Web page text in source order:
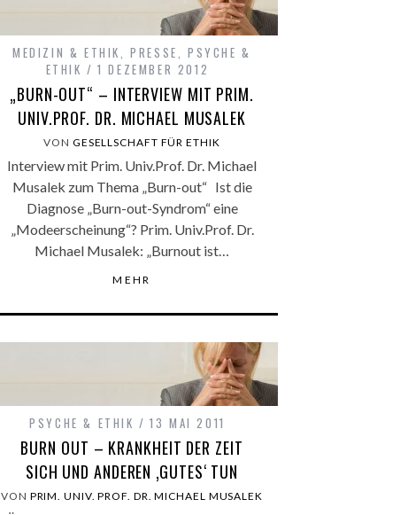
MEDIZIN & ETHIK,PRESSE,PSYCHE &
ETHIK
1 DEZEMBER 2012
„BURN-OUT“ – INTERVIEW MIT PRIM.
UNIV.PROF. DR. MICHAEL MUSALEK
VON GESELLSCHAFT FÜR ETHIK
Interview mit Prim. Univ.Prof. Dr. Michael
Musalek zum Thema „Burn-out“ Ist die
Diagnose „Burn-out-Syndrom“ eine
„Modeerscheinung“? Prim. Univ.Prof. Dr.
Michael Musalek: „Burnout ist…
MEHR
PSYCHE & ETHIK 13 MAI 2011
BURN OUT – KRANKHEIT DER ZEIT
SICH UND ANDEREN ‚GUTES‘ TUN
VON PRIM. UNIV. PROF. DR. MICHAEL MUSALEK